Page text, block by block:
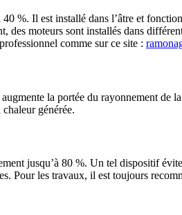
%. Il est installé dans l’âtre et
moteurs sont installés dans
comme sur ce site :
la portée du rayonnement de
générée.
jusqu’à 80 %. Un tel dispositif
Pour les travaux, il est toujours